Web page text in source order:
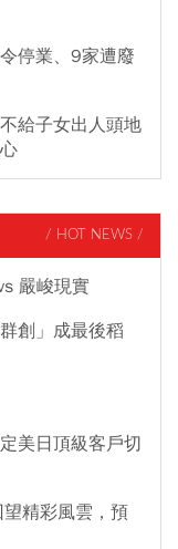
停業、9家遭廢
給子女出人頭地
/ HOT NEWS /
嚴峻現實
創」成最後稻
美日頂級客戶切
精彩風雲，預